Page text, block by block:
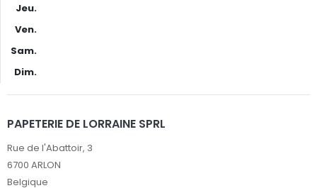
Jeu.
Ven.
Sam.
Dim.
PAPETERIE DE LORRAINE SPRL
Rue de l'Abattoir, 3
6700 ARLON
Belgique